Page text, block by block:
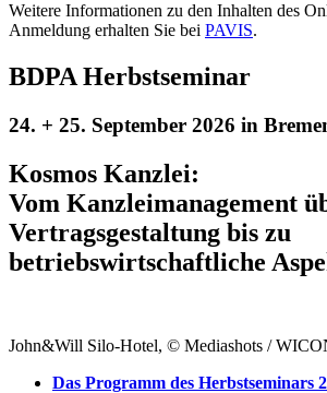
Weitere Informationen zu den Inhalten des
Anmeldung erhalten Sie bei PAVIS.
BDPA Herbstseminar
24. + 25. September 2026 in
Kosmos Kanzlei:
Vom Kanzleimanagement
Vertragsgestaltung bis zu
betriebswirtschaftliche
John&Will Silo-Hotel, © Mediashots /
Das Programm des Herbstseminars